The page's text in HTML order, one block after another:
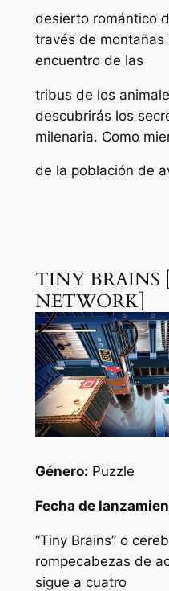
desierto romántico
través de montañas
encuentro de las
tribus de los
descubrirás los
milenaria. Como
de la población de
TINY BRAINS
NETWORK]
Género: Puzzle
Fecha de
“Tiny Brains” o
rompecabezas de
sigue a cuatro